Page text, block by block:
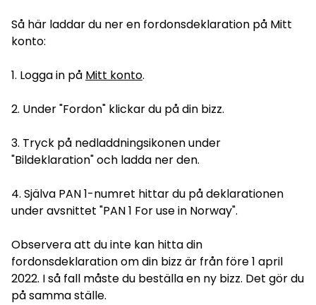
Så här laddar du ner en fordonsdeklaration på Mitt
konto:
1. Logga in på Mitt konto.
2. Under "Fordon" klickar du på din bizz.
3. Tryck på nedladdningsikonen under
"Bildeklaration" och ladda ner den.
4. Själva PAN 1-numret hittar du på deklarationen
under avsnittet "PAN 1 For use in Norway".
Observera att du inte kan hitta din
fordonsdeklaration om din bizz är från före 1 april
2022. I så fall måste du beställa en ny bizz. Det gör du
på samma ställe.